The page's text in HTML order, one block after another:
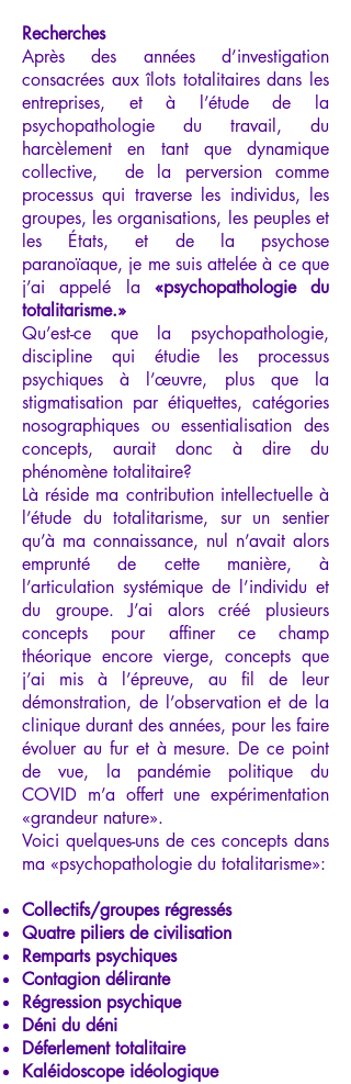
Recherches
Après des années d’investigation
consacrées aux îlots totalitaires dans les
entreprises, et à l’étude de la
psychopathologie du travail, du
harcèlement en tant que dynamique
collective, de la perversion comme
processus qui traverse les individus, les
groupes, les organisations, les peuples et
les États, et de la psychose
paranoïaque, je me suis attelée à ce que
j’ai appelé la «psychopathologie du
totalitarisme.»
Qu’est-ce que la psychopathologie,
discipline qui étudie les processus
psychiques à l’œuvre, plus que la
stigmatisation par étiquettes, catégories
nosographiques ou essentialisation des
concepts, aurait donc à dire du
phénomène totalitaire?
Là réside ma contribution intellectuelle à
l’étude du totalitarisme, sur un sentier
qu’à ma connaissance, nul n’avait alors
emprunté de cette manière, à
l’articulation systémique de l’individu et
du groupe. J’ai alors créé plusieurs
concepts pour affiner ce champ
théorique encore vierge, concepts que
j’ai mis à l’épreuve, au fil de leur
démonstration, de l’observation et de la
clinique durant des années, pour les faire
évoluer au fur et à mesure. De ce point
de vue, la pandémie politique du
COVID m’a offert une expérimentation
«grandeur nature».
Voici quelques-uns de ces concepts dans
ma «psychopathologie du totalitarisme»:
Collectifs/groupes régressés
Quatre piliers de civilisation
Remparts psychiques
Contagion délirante
Régression psychique
Déni du déni
Déferlement totalitaire
Kaléidoscope idéologique